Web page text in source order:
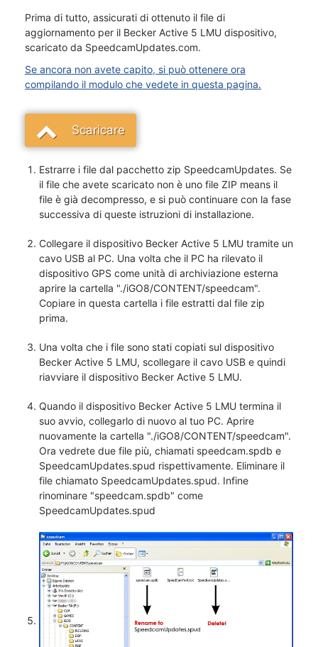
Prima di tutto, assicurati di ottenuto il file di
aggiornamento per il Becker Active 5 LMU dispositivo,
scaricato da SpeedcamUpdates.com.
Se ancora non avete capito, si può ottenere ora
compilando il modulo che vedete in questa pagina.
Scaricare
Estrarre i file dal pacchetto zip SpeedcamUpdates. Se
il file che avete scaricato non è uno file ZIP means il
file è già decompresso, e si può continuare con la fase
successiva di queste istruzioni di installazione.
Collegare il dispositivo Becker Active 5 LMU tramite un
cavo USB al PC. Una volta che il PC ha rilevato il
dispositivo GPS come unità di archiviazione esterna
aprire la cartella "./iGO8/CONTENT/speedcam".
Copiare in questa cartella i file estratti dal file zip
prima.
Una volta che i file sono stati copiati sul dispositivo
Becker Active 5 LMU, scollegare il cavo USB e quindi
riavviare il dispositivo Becker Active 5 LMU.
Quando il dispositivo Becker Active 5 LMU termina il
suo avvio, collegarlo di nuovo al tuo PC. Aprire
nuovamente la cartella "./iGO8/CONTENT/speedcam".
Ora vedrete due file più, chiamati speedcam.spdb e
SpeedcamUpdates.spud rispettivamente. Eliminare il
file chiamato SpeedcamUpdates.spud. Infine
rinominare "speedcam.spdb" come
SpeedcamUpdates.spud